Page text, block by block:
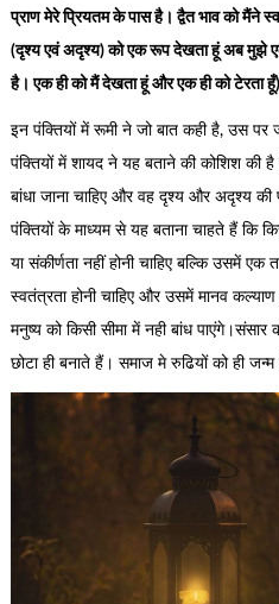
प्राण मेरे प्रियतम के पास है। द्वैत भाव को मैंने
(दृश्य एवं अदृश्य) को एक रूप देखता हूं अब मुझे एक
है। एक ही को मैं देखता हूं और एक ही को टेरता
इन पंक्तियों में रूमी ने जो बात कही है, उस पर
पंक्तियों में शायद ने यह बताने की कोशिश की है
बांधा जाना चाहिए और वह दृश्य और अदृश्य की
पंक्तियों के माध्यम से यह बताना चाहते हैं कि
या संकीर्णता नहीं होनी चाहिए बल्कि उसमें एक
स्वतंत्रता होनी चाहिए और उसमें मानव
मनुष्य को किसी सीमा में नही बांध पाएंगे।संसार
छोटा ही बनाते हैं। समाज मे रुढियों